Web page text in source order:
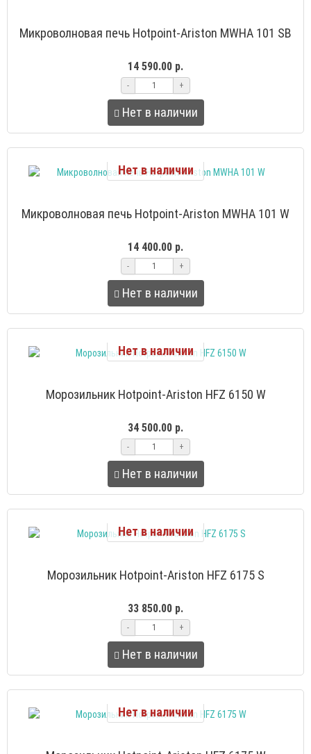
Микроволновая печь Hotpoint-Ariston MWHA 101 SB
14 590.00 р.
- +
Нет в наличии
Нет в наличии
Микроволновая печь Hotpoint-Ariston MWHA 101 W
14 400.00 р.
- +
Нет в наличии
Нет в наличии
Морозильник Hotpoint-Ariston HFZ 6150 W
34 500.00 р.
- +
Нет в наличии
Нет в наличии
Морозильник Hotpoint-Ariston HFZ 6175 S
33 850.00 р.
- +
Нет в наличии
Нет в наличии